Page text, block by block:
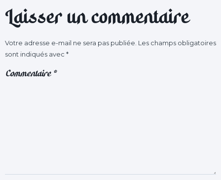
Laisser un commentaire
Votre adresse e-mail ne sera pas publiée. Les champs obligatoires
sont indiqués avec *
Commentaire*